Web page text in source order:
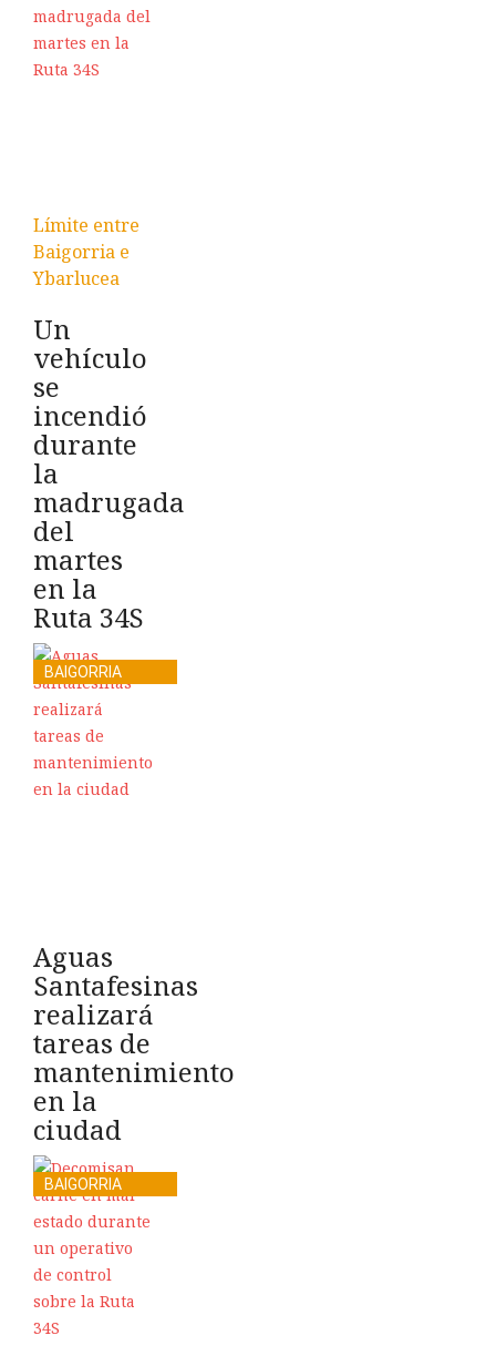
Límite entre
Baigorria e
Ybarlucea
Un
vehículo
se
incendió
durante
la
madrugada
del
martes
en la
Ruta 34S
Aguas
Santafesinas
realizará
tareas de
mantenimiento
en la
ciudad
BAIGORRIA
BAIGORRIA